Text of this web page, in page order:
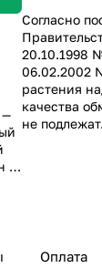
—
в
Согласно
20.10.1998
06.02.2002
растения
качества
не подлежат.
Оплата